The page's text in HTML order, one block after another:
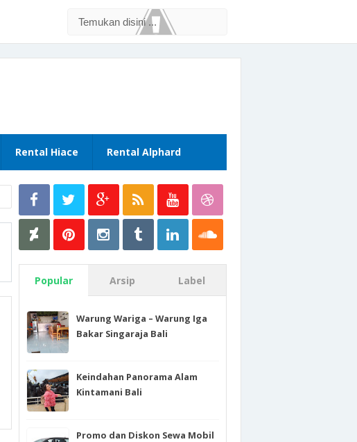
Rental Hiace Rental Alphard
Popular Arsip Label
Warung Wariga – Warung Iga
Bakar Singaraja Bali
Keindahan Panorama Alam
Kintamani Bali
Promo dan Diskon Sewa Mobil